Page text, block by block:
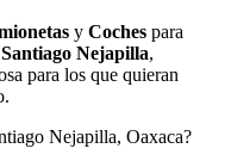
y Coches para
Santiago Nejapilla,
para los que quieran
Nejapilla, Oaxaca?